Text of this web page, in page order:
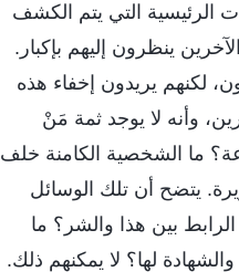
الرئيسية التي يتم الكشف
ينظرون إليهم بإكبار.
لكنهم يريدون إخفاء هذه
وأنه لا يوجد ثمة مَنْ
ما الشخصية الكامنة خلف
يتضح أن تلك الوسائل
بين هذا والشر؟ ما
لها؟ لا يمكنهم ذلك.